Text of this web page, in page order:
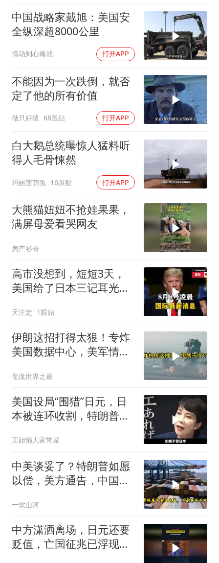
加沙约14万栋建筑被完全摧毁
从科技创新看开局起步的时与势
中国战略家戴旭：美国安
全纵深超8000公里
情动则心痛就 打开APP
不能因为一次跌倒，就否
定了他的所有价值
做只好猹 68跟贴 打开APP
白大鹅总统曝惊人猛料听
得人毛骨悚然
玛丽莲萌兔 16跟贴 打开APP
大熊猫妞妞不抢娃果果，
满屏母爱看哭网友
房产衫哥
高市没想到，短短3天，
美国给了日本三记耳光，
天注定 1跟贴
伊朗这招打得太狠！专炸
美国数据中心，美军情报
还致命
侃侃世界之最
美国设局“围猎”日元，日
本被连环收割，特朗普金
王姐懒人家常菜
中美谈妥了？特朗普如愿
以偿，美方通告，中国增
一饮山河
中方潇洒离场，日元还要
贬值，亡国征兆已浮现，